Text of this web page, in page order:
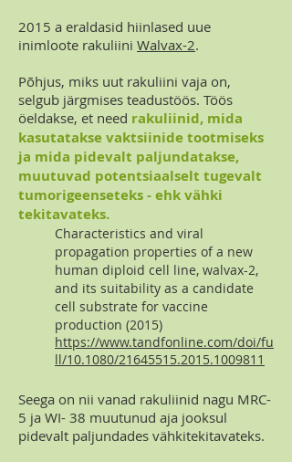
2015 a eraldasid hiinlased uue
inimloote rakuliini Walvax-2.
Põhjus, miks uut rakuliini vaja on,
selgub järgmises teadustöös. Töös
öeldakse, et need rakuliinid, mida
kasutatakse vaktsiinide tootmiseks
ja mida pidevalt paljundatakse,
muutuvad potentsiaalselt tugevalt
tumorigeenseteks - ehk vähki
tekitavateks.
Characteristics and viral
propagation properties of a new
human diploid cell line, walvax-2,
and its suitability as a candidate
cell substrate for vaccine
production (2015)
https://www.tandfonline.com/doi/fu
ll/10.1080/21645515.2015.1009811
Seega on nii vanad rakuliinid nagu MRC-
5 ja WI- 38 muutunud aja jooksul
pidevalt paljundades vähkitekitavateks.